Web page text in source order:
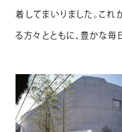
着してまいりました。こ
る方々とともに、豊かな